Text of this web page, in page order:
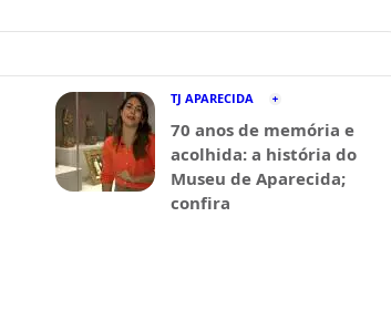
TJ APARECIDA
70 anos de memória e
acolhida: a história do
Museu de Aparecida;
confira